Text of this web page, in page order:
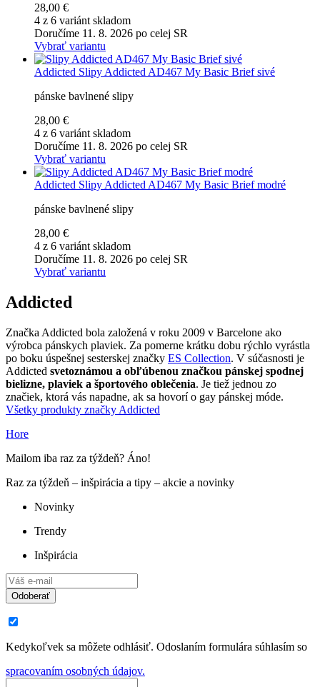
28,00 €
4 z 6 variánt skladom
Doručíme 11. 8. 2026 po celej SR
Vybrať variantu
Addicted Slipy Addicted AD467 My Basic Brief sivé
pánske bavlnené slipy
28,00 €
4 z 6 variánt skladom
Doručíme 11. 8. 2026 po celej SR
Vybrať variantu
Addicted Slipy Addicted AD467 My Basic Brief modré
pánske bavlnené slipy
28,00 €
4 z 6 variánt skladom
Doručíme 11. 8. 2026 po celej SR
Vybrať variantu
Addicted
Značka Addicted bola založená v roku 2009 v Barcelone ako
výrobca pánskych plaviek. Za pomerne krátku dobu rýchlo vyrástla
po boku úspešnej sesterskej značky ES Collection. V súčasnosti je
Addicted svetoznámou a obľúbenou značkou pánskej spodnej
bielizne, plaviek a športového oblečenia. Je tiež jednou zo
značiek, ktorá vás napadne, ak sa hovorí o gay pánskej móde.
Všetky produkty značky Addicted
Hore
Mailom iba raz za týždeň? Áno!
Raz za týždeň – inšpirácia a tipy – akcie a novinky
Novinky
Trendy
Inšpirácia
Odoberať
Kedykoľvek sa môžete odhlásiť. Odoslaním formulára súhlasím so
spracovaním osobných údajov.